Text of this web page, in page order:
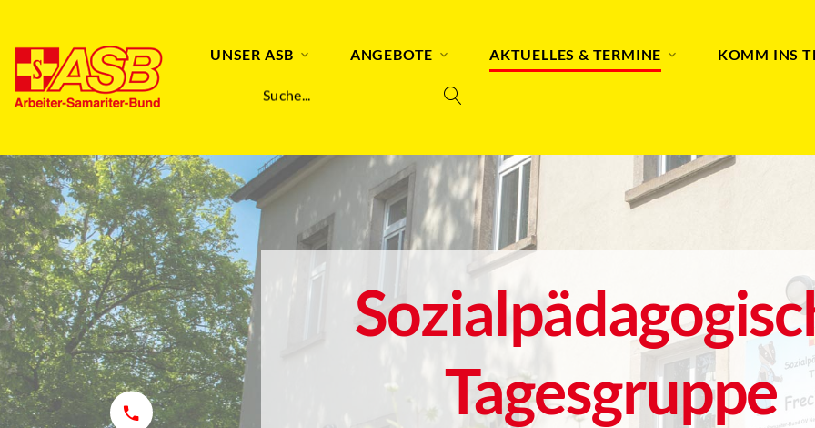
UNSER ASB ANGEBOTE AKTUELLES & TERMINE KOMM INS
Suche...
Tagesgruppe